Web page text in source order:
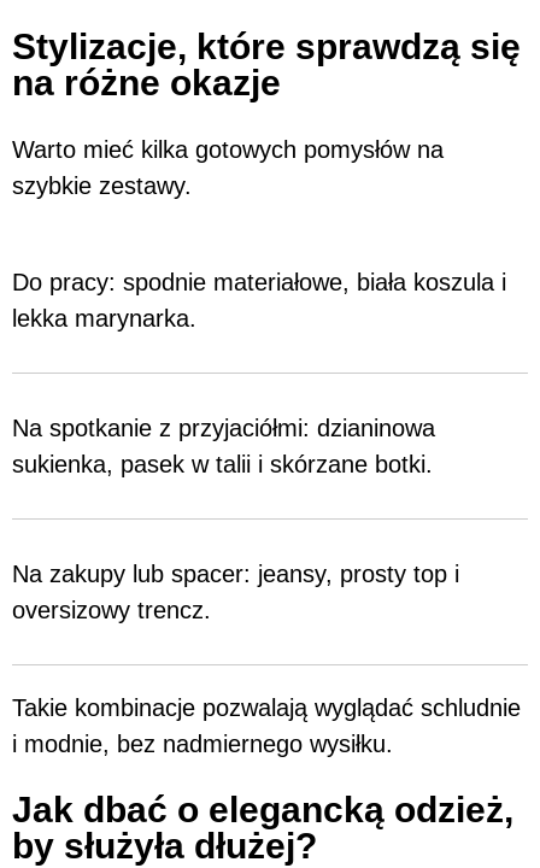
Stylizacje, które sprawdzą się
na różne okazje
Warto mieć kilka gotowych pomysłów na
szybkie zestawy.
Do pracy: spodnie materiałowe, biała koszula i
lekka marynarka.
Na spotkanie z przyjaciółmi: dzianinowa
sukienka, pasek w talii i skórzane botki.
Na zakupy lub spacer: jeansy, prosty top i
oversizowy trencz.
Takie kombinacje pozwalają wyglądać schludnie
i modnie, bez nadmiernego wysiłku.
Jak dbać o elegancką odzież,
by służyła dłużej?